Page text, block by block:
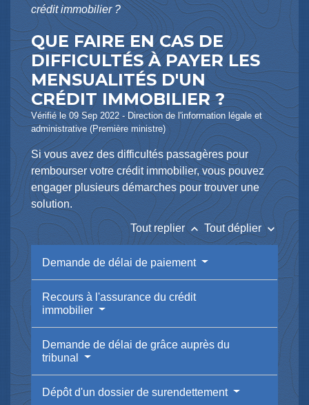
crédit immobilier ?
QUE FAIRE EN CAS DE
DIFFICULTÉS À PAYER LES
MENSUALITÉS D'UN
CRÉDIT IMMOBILIER ?
Vérifié le 09 Sep 2022 - Direction de l'information légale et
administrative (Première ministre)
Si vous avez des difficultés passagères pour
rembourser votre crédit immobilier, vous pouvez
engager plusieurs démarches pour trouver une
solution.
Tout replierkeyboard_arrow_up Tout déplierkeyboard_arrow_down
Demande de délai de paiement
Recours à l'assurance du crédit
immobilier
Demande de délai de grâce auprès du
tribunal
Dépôt d'un dossier de surendettement